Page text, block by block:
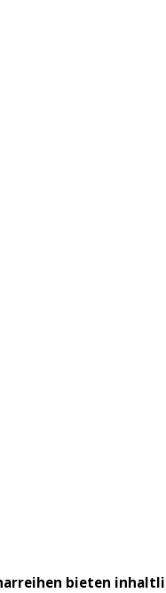
bieten